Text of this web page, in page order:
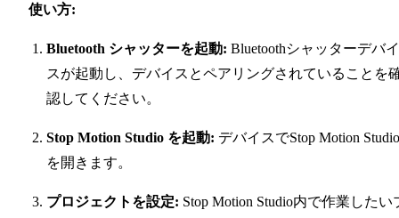
使い方:
Bluetooth シャッターを起動: Bluetoothシャッターデバイ
スが起動し、デバイスとペアリングされていることを
認してください。
Stop Motion Studio を起動: デバイスでStop Motion Studio
を開きます。
プロジェクトを設定: Stop Motion Studio内で作業したい